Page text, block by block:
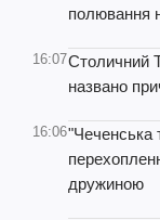
полювання
16:07Столичний
названо
16:06"Чеченська
дружиною